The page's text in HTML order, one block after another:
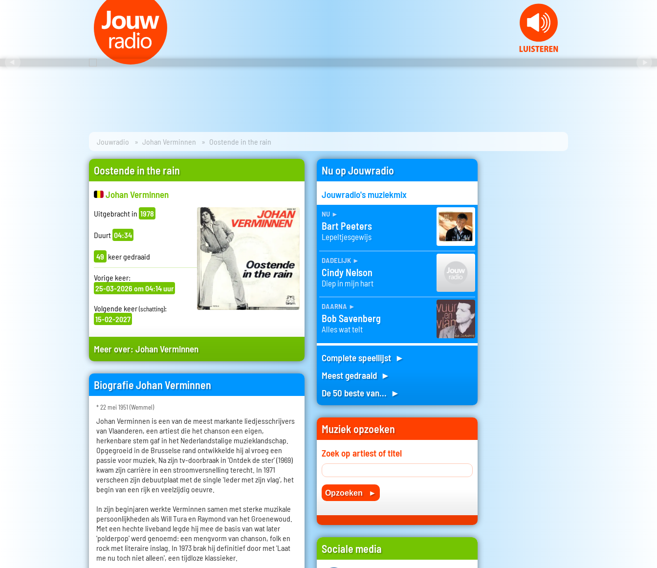
Jouwradio Johan Verminnen Oostende in the rain
Oostende in the rain
Johan Verminnen
Uitgebracht in 1978
Duurt 04:34
49 keer gedraaid
Vorige keer:
25-03-2026 om 04:14 uur
Volgende keer(schatting):
15-02-2027
Meer over:Johan Verminnen
Biografie Johan Verminnen
* 22 mei 1951 (Wemmel)
Johan Verminnen is een van de meest markante liedjesschrijvers
van Vlaanderen, een artiest die het chanson een eigen,
herkenbare stem gaf in het Nederlandstalige muzieklandschap.
Opgegroeid in de Brusselse rand ontwikkelde hij al vroeg een
passie voor muziek. Na zijn tv-doorbraak in 'Ontdek de ster' (1969)
kwam zijn carrière in een stroomversnelling terecht. In 1971
verscheen zijn debuutplaat met de single 'Ieder met zijn vlag', het
begin van een rijk en veelzijdig oeuvre.
In zijn beginjaren werkte Verminnen samen met sterke muzikale
persoonlijkheden als Will Tura en Raymond van het Groenewoud.
Met een hechte liveband legde hij mee de basis van wat later
'polderpop' werd genoemd: een mengvorm van chanson, folk en
rock met literaire inslag. In 1973 brak hij definitief door met 'Laat
me nu toch niet alleen', een tijdloze klassieker.
Nu op Jouwradio
Jouwradio's muziekmix
nu ►
Bart Peeters
Lepeltjesgewijs
dadelijk ►
Cindy Nelson
Diep in mijn hart
daarna ►
Bob Savenberg
Alles wat telt
Complete speellijst ►
Meest gedraaid ►
De 50 beste van... ►
Muziek opzoeken
Zoek op artiest of titel
Sociale media